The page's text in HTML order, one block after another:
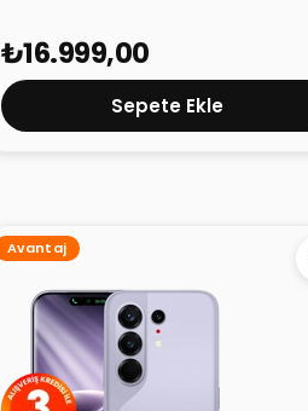
₺16.999,00
Sepete Ekle
Avantaj